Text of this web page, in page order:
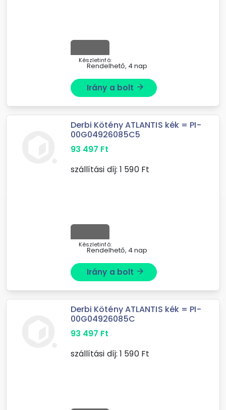
Készletinfó:
Rendelhető, 4 nap
Irány a bolt arrow_forward
Derbi Kötény ATLANTIS kék = PI-
00G04926085C5
93 497 Ft
szállítási díj: 1 590Ft
Készletinfó:
Rendelhető, 4 nap
Irány a bolt arrow_forward
Derbi Kötény ATLANTIS kék = PI-
00G04926085C
93 497 Ft
szállítási díj: 1 590Ft